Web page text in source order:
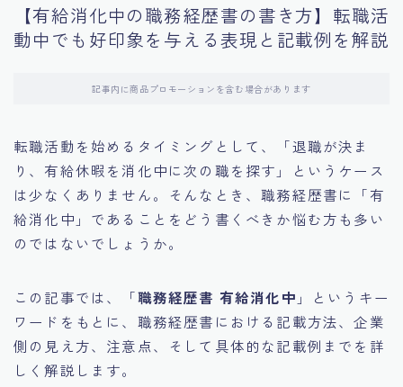
11.キャリアアップを目指す人の応募書類
14.デジタル化やAIの進化がもたらす影響
【有給消化中の職務経歴書の書き方】転職活
動中でも好印象を与える表現と記載例を解説
記事内に商品プロモーションを含む場合があります
転職活動を始めるタイミングとして、「退職が決ま
り、有給休暇を消化中に次の職を探す」というケース
は少なくありません。そんなとき、職務経歴書に「有
給消化中」であることをどう書くべきか悩む方も多い
のではないでしょうか。
この記事では、「職務経歴書 有給消化中 」というキー
ワードをもとに、職務経歴書における記載方法、企業
側の見え方、注意点、そして具体的な記載例までを詳
しく解説します。